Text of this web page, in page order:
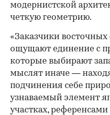
модернистской
четкую геометрию.
«Заказчики восточных
ощущают единение с
которые выбирают
мыслят иначе —
подчинения себе
узнаваемый элемент
участках,